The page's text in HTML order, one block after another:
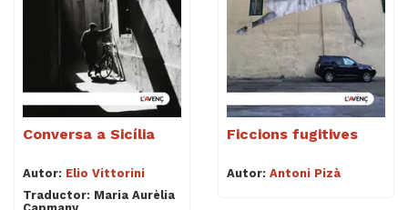
Videoteca
Termes legals
Conversa a Sicília
Autor: Elio Vittorini
Traductor: Maria Aurèlia
Ficcions fugitives
Autor: Antoni Pizà